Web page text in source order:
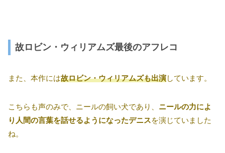
故ロビン・ウィリアムズ最後のアフレコ
また、本作には故ロビン・ウィリアムズも出演しています。
こちらも声のみで、ニールの飼い犬であり、 ニールの力によ
り人間の言葉を話せるようになったデニスを演じていました
ね。